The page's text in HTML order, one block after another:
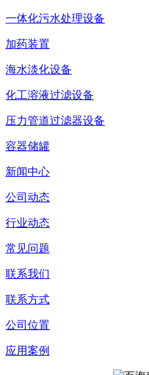
一体化污水处理设备
加药装置
海水淡化设备
化工溶液过滤设备
压力管道过滤器设备
容器储罐
新闻中心
公司动态
行业动态
常见问题
联系我们
联系方式
公司位置
应用案例